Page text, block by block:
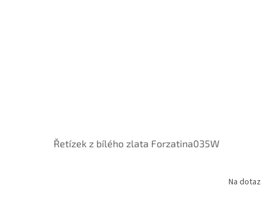
Řetízek z bílého zlata Forzatina035W
Na dotaz